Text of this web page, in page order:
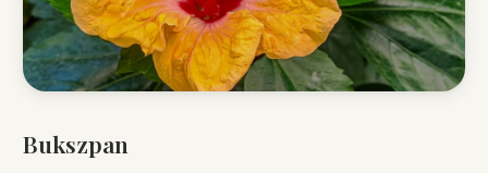
Bukszpan